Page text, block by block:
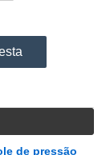
de pressão